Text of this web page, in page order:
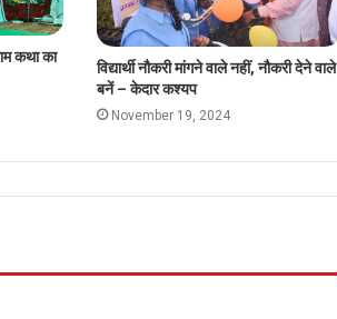
कथा का
विद्यार्थी नौकरी मांगने वाले नहीं, नौकरी देने वाले
बनें – केदार कश्यप
November 19, 2024